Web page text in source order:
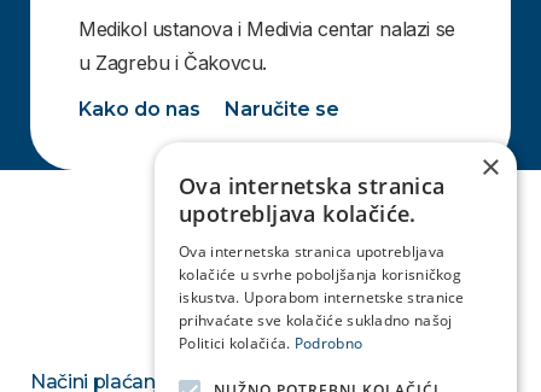
Medikol ustanova i Medivia centar nalazi se
u Zagrebu i Čakovcu.
Kako do nas Naručite se
Načini plaćanja
×
Ova internetska stranica
upotrebljava kolačiće.
Ova internetska stranica upotrebljava
kolačiće u svrhe poboljšanja korisničkog
iskustva. Uporabom internetske stranice
prihvaćate sve kolačiće sukladno našoj
Politici kolačića. Podrobno